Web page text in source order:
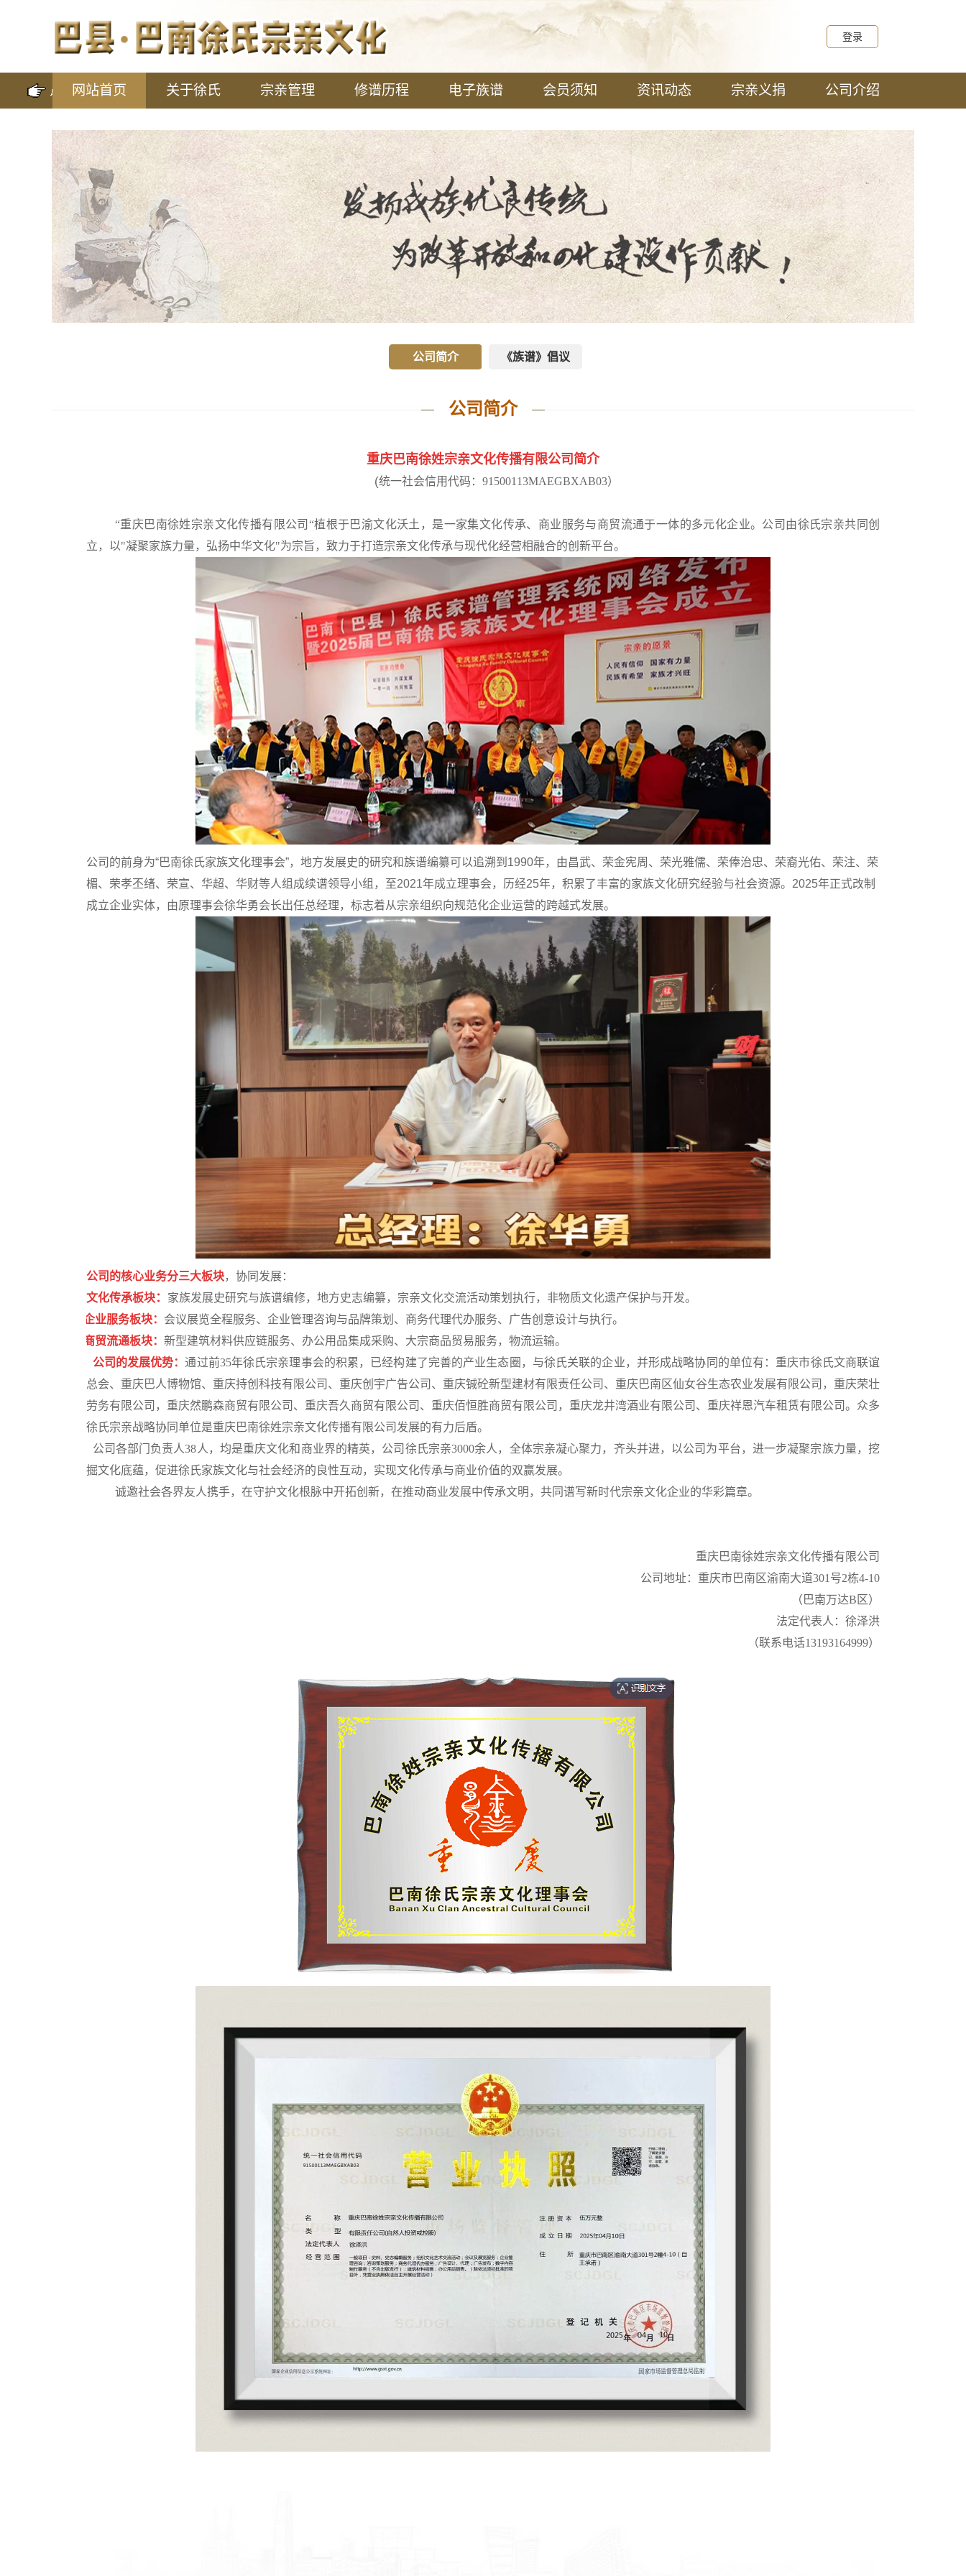
登录
网站首页 关于徐氏 宗亲管理 修谱历程 电子族谱 会员须知 资讯动态 宗亲义捐 公司介绍
公司简介 《族谱》倡议
公司简介
重庆巴南徐姓宗亲文化传播有限公司简介
(统一社会信用代码： 91500113MAEGBXAB03）
“重庆巴南徐姓宗亲文化传播有限公司 “植根于巴渝文化沃土，是一家集文化传承、商业服务与商贸流通于一体的多元化企业。公司由徐氏宗亲共同创
立，以"凝聚家族力量，弘扬中华文化"为宗旨，致力于打造宗亲文化传承与现代化经营相融合的创 新平台。
公司的前身为“巴南徐氏家族文化理事会”， 地方发展史的研究和族谱编纂可以追溯到 1990年，由昌武、荣⾦宪周、荣光雅儒、荣俸治忠、荣裔光佑、荣注、荣
楣、荣孝丕绪、荣宣、华超、华财等⼈组成续谱领导⼩组，
至2021年成立理事会， 历经25年，积累了丰富的家族文化研究经验与社会资源。 2025年正式改制
成立企业实体，由原理事会徐华勇会长出任总经理，标志着从宗亲组织向规范化企业运营的跨越式发展。
公司的核心业务分三大板块，协同发展：
文化传承板块： 家族发展史研究与族谱编修，地方史志编纂，宗亲文化交流活动策划执行，非物质文化遗产保护与开发。
企业服务板块： 会议展览全程服务、 企业管理咨询与品牌策划 、 商务代理代办服务、 广告创意设计与执行。
商贸流通板块： 新型建筑材料供应链服务、 办公用品集成采购、 大宗商品贸易服务 ， 物流运输。
公 公司的发展优势：通过前35年徐氏宗亲理事会的积累，已经构建了完善的产业生态圈，与徐氏关联的企业 ， 并形成战略协同 的单位有 ： 重庆市徐氏文商联谊
总会、重庆巴人博物馆、重庆持创科技有限公司、重庆创宇广告公司、重庆铖砼新型建材有限责任公司、重庆巴南区仙女谷生态农业发展有限公司，重庆荣壮
劳务有限公司，重庆然鹏森商贸有限公司、重庆吾久商贸有限公司、重庆佰恒胜商贸有限公司，重庆龙井湾酒业有限公司、重庆祥恩汽车租赁有限公司。众多
徐氏宗亲战略协同 单位是重庆巴南徐姓宗亲文化传播有限公司发展的有力后盾。
各 公司各部门负责人38人，均是重庆文化和商业界的精英，公司徐氏宗亲3000余人， 全体宗亲凝心聚力，齐头并进，以公司为平台，进一步凝聚宗族力量，挖
掘文化底蕴， 促进徐氏家族文化与社会经济的良性互动，实现文化传承与商业价值的双赢发展。
诚邀社会各界友人携手，在守护文化根脉中开拓创新，在推动商业发展中传承文明，共同谱写新时代宗亲文化企业的华彩篇章。
重庆巴南徐姓宗亲文化传播有限公司
公司地址：重庆市巴南区渝南大道301号2栋4-10
（巴南万达B区）
法定代表人：徐泽洪
（联系电话13193164999）